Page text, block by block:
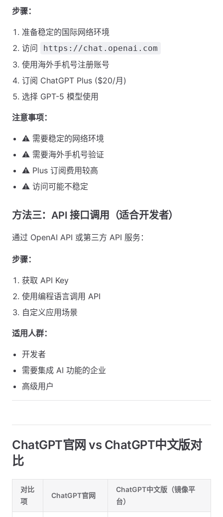
步骤：
准备稳定的国际网络环境
访问
https://chat.openai.com
使用海外手机号注册账号
订阅 ChatGPT Plus ($20/月)
选择 GPT-5 模型使用
注意事项：
⚠️ 需要稳定的网络环境
⚠️ 需要海外手机号验证
⚠️ Plus 订阅费用较高
⚠️ 访问可能不稳定
方法三：API 接口调用（适合开发者）
通过 OpenAI API 或第三方 API 服务：
步骤：
获取 API Key
使用编程语言调用 API
自定义应用场景
适用人群：
开发者
需要集成 AI 功能的企业
高级用户
ChatGPT官网 vs ChatGPT中文版对
比
对比
项
ChatGPT官网
ChatGPT中文版（镜像平
台）